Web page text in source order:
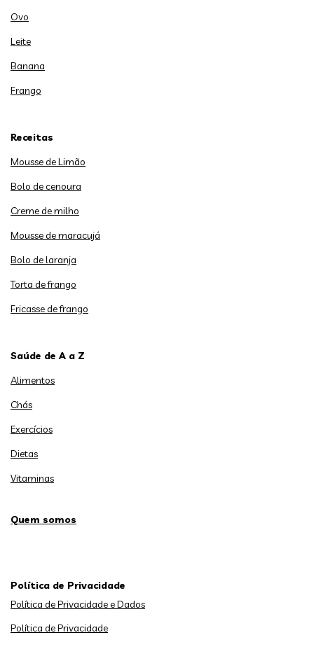
Ovo
Leite
Banana
Frango
Receitas
Mousse de Limão
Bolo de cenoura
Creme de milho
Mousse de maracujá
Bolo de laranja
Torta de frango
Fricasse de frango
Saúde de A a Z
Alimentos
Chás
Exercícios
Dietas
Vitaminas
Quem somos
Política de Privacidade
Política de Privacidade e Dados
Política de Privacidade